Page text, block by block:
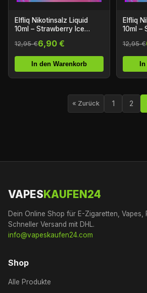
Elfliq Nikotinsalz Liquid
10ml – Strawberry Ice
12,95 €6,90 €
In den Warenkorb
Elfliq
10ml –
12,95 €
« Zurück 1 2
VAPESKAUFEN24
Dein Online Shop für E-Zigaretten, Vapes,
Schneller Versand mit DHL.
info@vapeskaufen24.com
Shop
Alle Produkte